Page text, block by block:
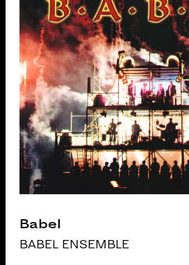
Babel
BABEL ENSEMBLE